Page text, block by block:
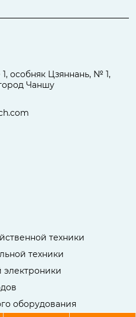
особняк Цзяннань, № 1,
Чаншу
техники
техники
электроники
оборудования